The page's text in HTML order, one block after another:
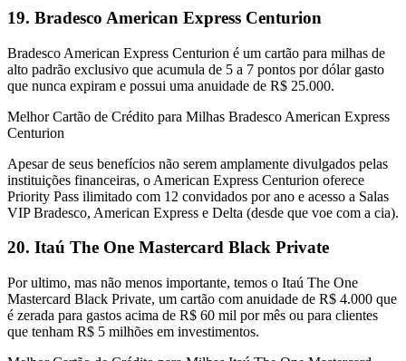
19. Bradesco American Express Centurion
Bradesco American Express Centurion é um cartão para milhas de
alto padrão exclusivo que acumula de 5 a 7 pontos por dólar gasto
que nunca expiram e possui uma anuidade de R$ 25.000.
Melhor Cartão de Crédito para Milhas Bradesco American Express
Centurion
Apesar de seus benefícios não serem amplamente divulgados pelas
instituições financeiras, o American Express Centurion oferece
Priority Pass ilimitado com 12 convidados por ano e acesso a Salas
VIP Bradesco, American Express e Delta (desde que voe com a cia).
20. Itaú The One Mastercard Black Private
Por ultimo, mas não menos importante, temos o Itaú The One
Mastercard Black Private, um cartão com anuidade de R$ 4.000 que
é zerada para gastos acima de R$ 60 mil por mês ou para clientes
que tenham R$ 5 milhões em investimentos.